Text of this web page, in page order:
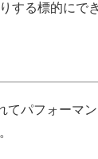
する標的にで
パフォーマ